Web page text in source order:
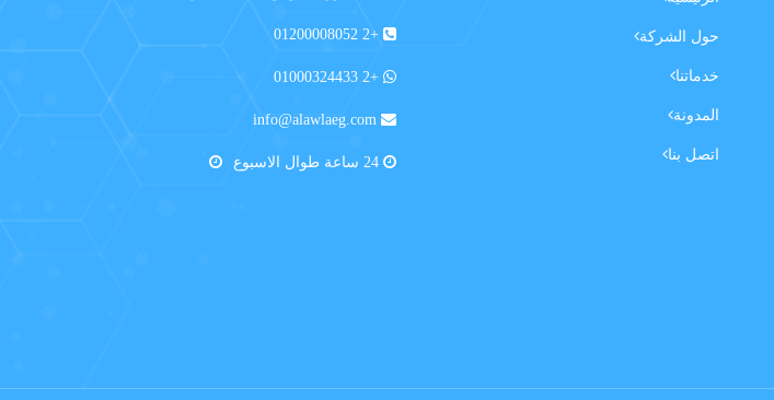
حول الشركة
خدماتنا
المدونة
اتصل بنا
+2 01200008052
+2 01000324433